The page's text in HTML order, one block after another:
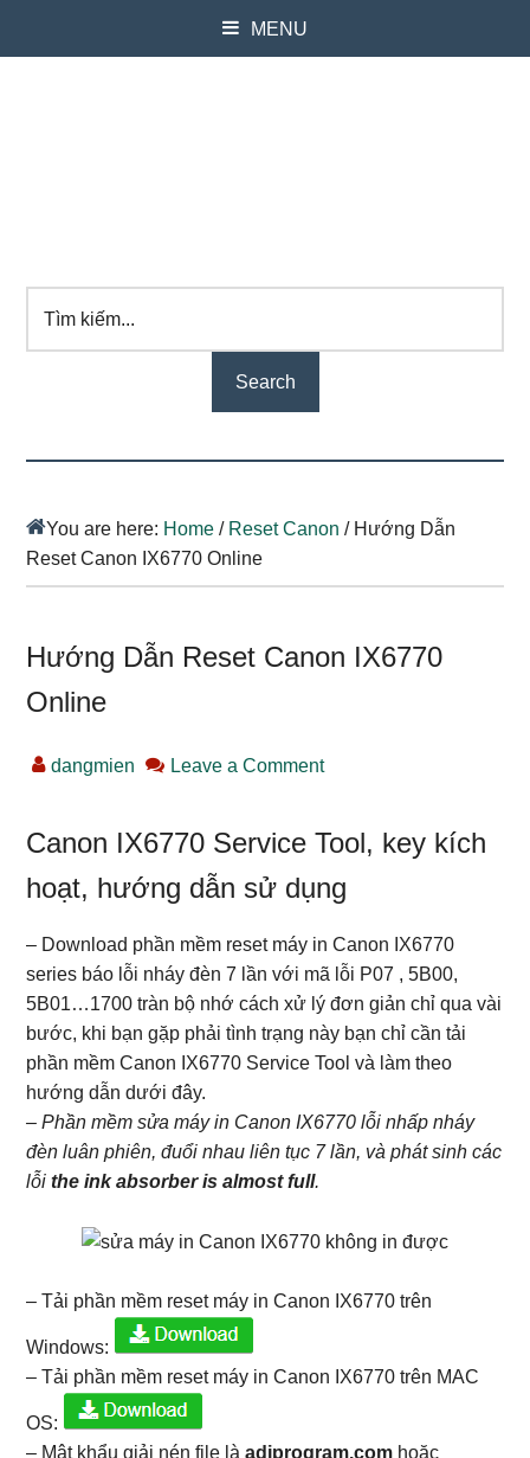
MENU
kiếm...
You are here: Home / Reset Canon /Hướng Dẫn
Reset Canon IX6770 Online
Hướng Dẫn Reset Canon IX6770
Online
dangmien Leave a Comment
Canon IX6770 Service Tool, key kích
hoạt, hướng dẫn sử dụng
– Download phần mềm reset máy in Canon IX6770
series báo lỗi nháy đèn 7 lần với mã lỗi P07 , 5B00,
5B01…1700 tràn bộ nhớ cách xử lý đơn giản chỉ qua vài
bước, khi bạn gặp phải tình trạng này bạn chỉ cần tải
phần mềm Canon IX6770 Service Tool và làm theo
hướng dẫn dưới đây.
– Phần mềm sửa máy in Canon IX6770 lỗi nhấp nháy
đèn luân phiên, đuổi nhau liên tục 7 lần, và phát sinh các
lỗithe ink absorber is almost full.
– Tải phần mềm reset máy in Canon IX6770 trên
Windows:
– Tải phần mềm reset máy in Canon IX6770 trên MAC
OS:
– Mật khẩu giải nén file làadjprogram.com hoặc